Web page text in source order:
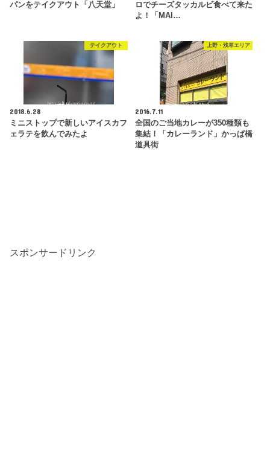
パンをテイクアウト「八天堂」
ロでチーズタッカルビ食べて来た
よ！「MAI…
テイクアウト
2018.6.28
ミニストップで新しいアイスカフ
ェラテを飲んでみたよ
上野・浅草エリア
2016.7.11
全国のご当地カレーが350種類も
集結！「カレーランド」かっぱ橋
道具街
スポンサードリンク